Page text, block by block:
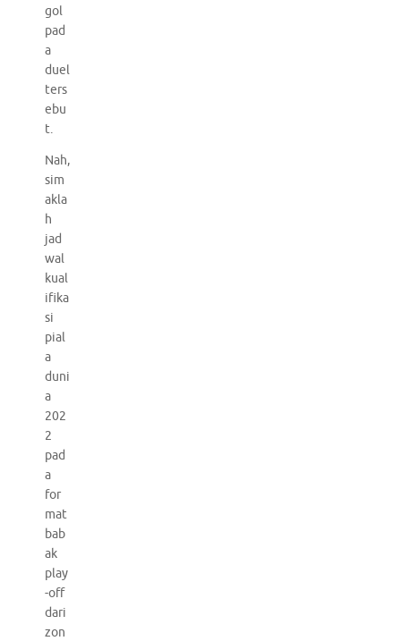
gol
pad
a
duel
ters
ebu
t.
Nah,
sim
akla
h
jad
wal
kual
ifika
si
pial
a
duni
a
202
2
pad
a
for
mat
bab
ak
play
-off
dari
zon